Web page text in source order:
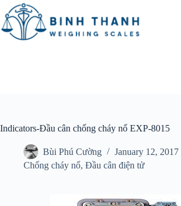
Skip
to
content
Indicators-Đầu cân chống cháy nổ EXP-8015
Bùi Phú Cường
January 12, 2017
Chống cháy nổ, Đầu cân điện tử